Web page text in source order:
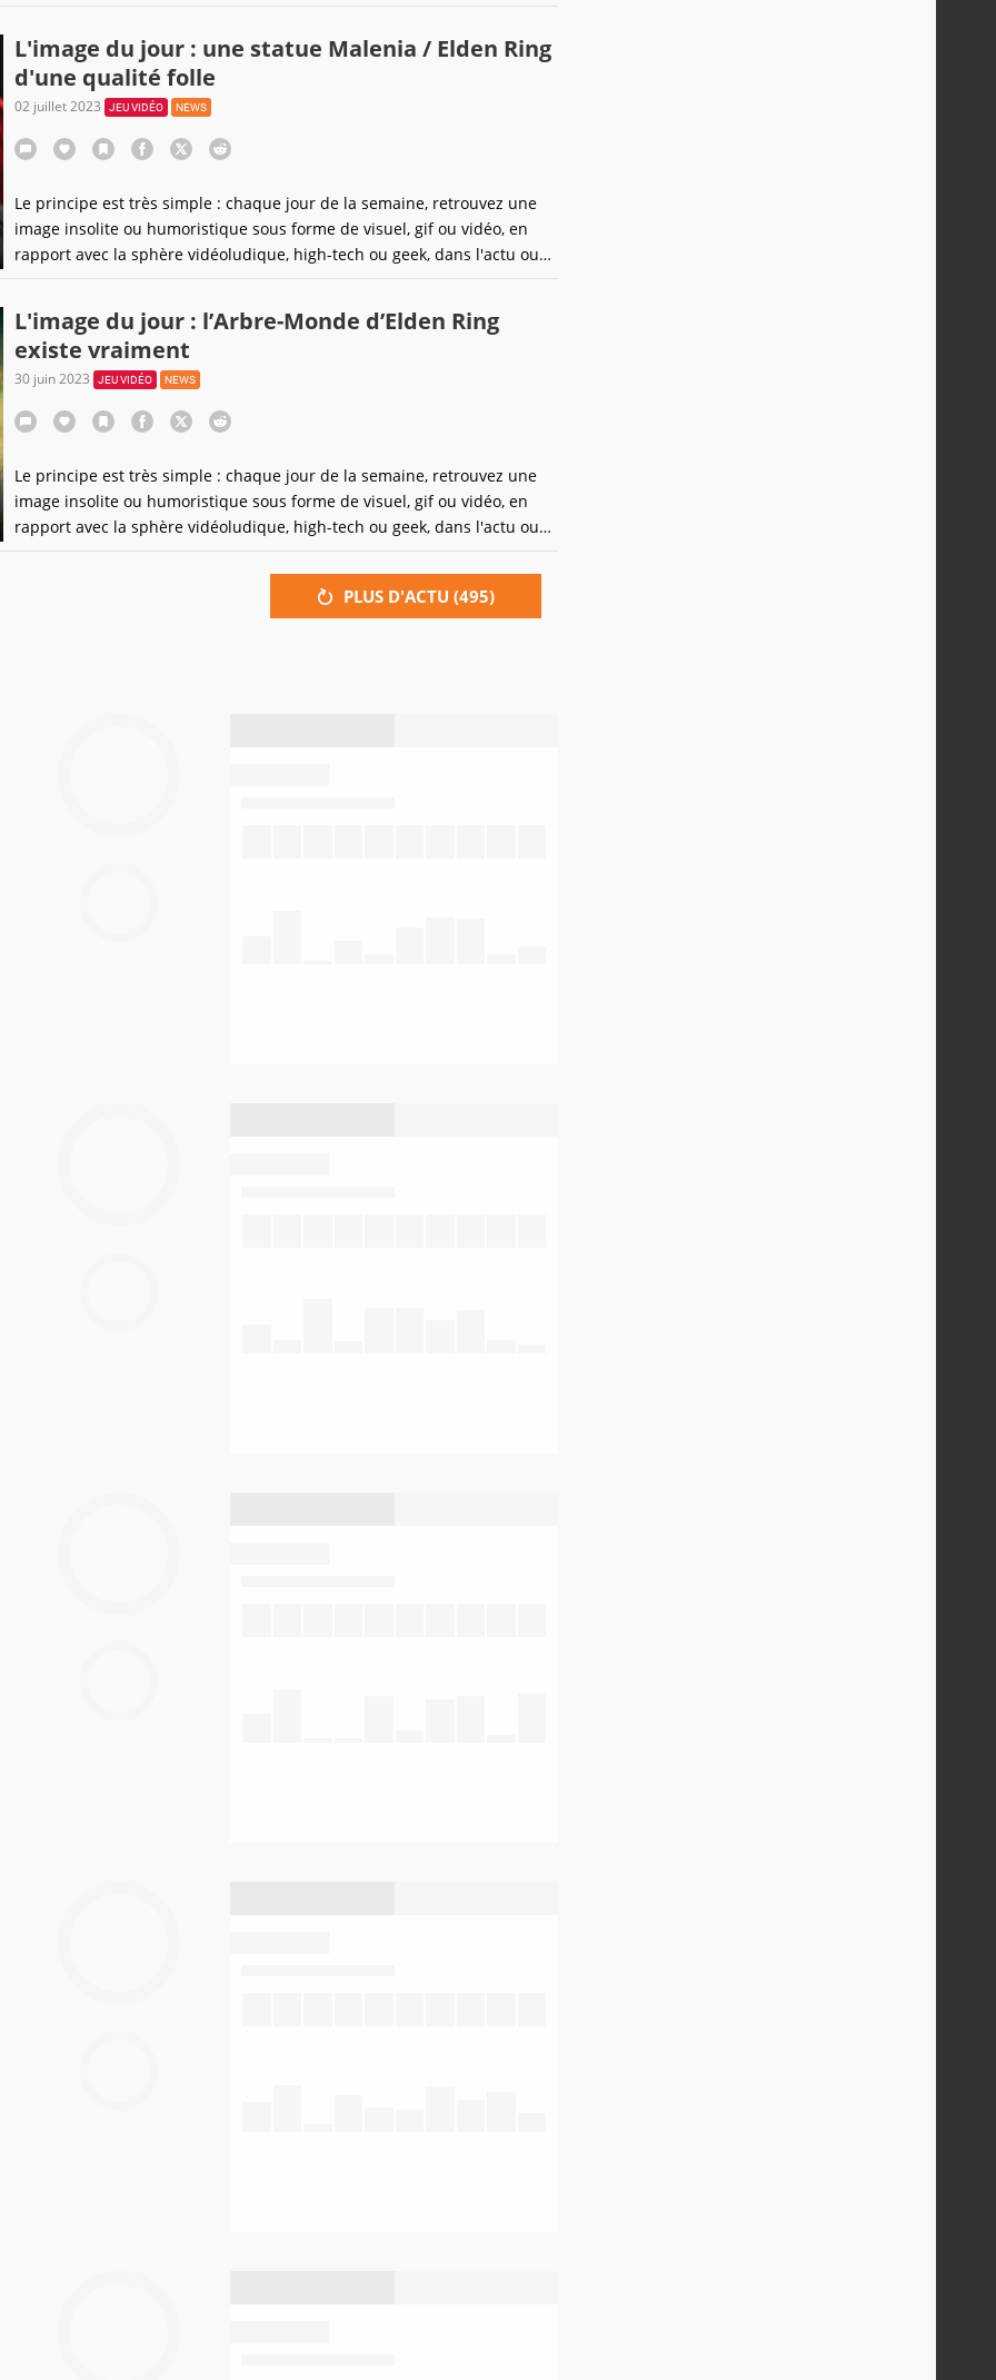
L'image du jour : une statue Malenia / Elden Ring
d'une qualité folle
02 juillet 2023 JEU VIDÉO NEWS
Le principe est très simple : chaque jour de la semaine, retrouvez une
image insolite ou humoristique sous forme de visuel, gif ou vidéo, en
rapport avec la sphère vidéoludique, high-tech ou geek, dans l'actu ou
intemporelle !
L'image du jour : l’Arbre-Monde d’Elden Ring
existe vraiment
30 juin 2023 JEU VIDÉO NEWS
Le principe est très simple : chaque jour de la semaine, retrouvez une
image insolite ou humoristique sous forme de visuel, gif ou vidéo, en
rapport avec la sphère vidéoludique, high-tech ou geek, dans l'actu ou
intemporelle !
PLUS D'ACTU (495)